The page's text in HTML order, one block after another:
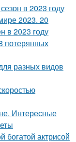
в 2023 году
2023. 20
в 2023 году
потерянных
разных видов
Интересные
богатой актрисой